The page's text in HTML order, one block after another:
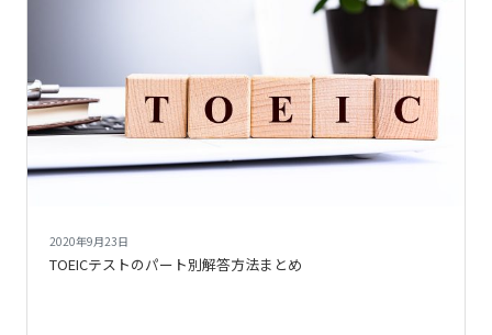
2020年9月23日
TOEICテストのパート別解答方法まとめ